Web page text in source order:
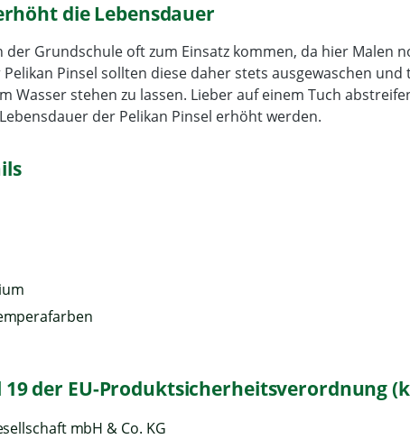
die Lebensdauer
der Grundschule oft zum Einsatz kommen, da hier
Pinsel sollten diese daher stets ausgewaschen
Wasser stehen zu lassen. Lieber auf einem Tuch
der Pelikan Pinsel erhöht werden.
der EU-Produktsicherheitsverordnung
mbH & Co. KG